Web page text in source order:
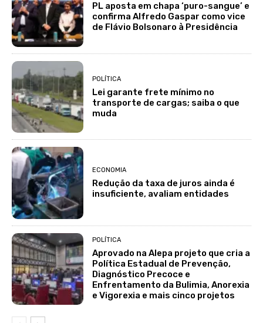
PL aposta em chapa ‘puro-sangue’ e
confirma Alfredo Gaspar como vice
de Flávio Bolsonaro à Presidência
POLÍTICA
Lei garante frete mínimo no
transporte de cargas; saiba o que
muda
ECONOMIA
Redução da taxa de juros ainda é
insuficiente, avaliam entidades
POLÍTICA
Aprovado na Alepa projeto que cria a
Política Estadual de Prevenção,
Diagnóstico Precoce e
Enfrentamento da Bulimia, Anorexia
e Vigorexia e mais cinco projetos